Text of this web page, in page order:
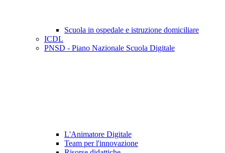
Scuola in ospedale e istruzione domiciliare
ICDL
PNSD - Piano Nazionale Scuola Digitale
L'Animatore Digitale
Team per l'innovazione